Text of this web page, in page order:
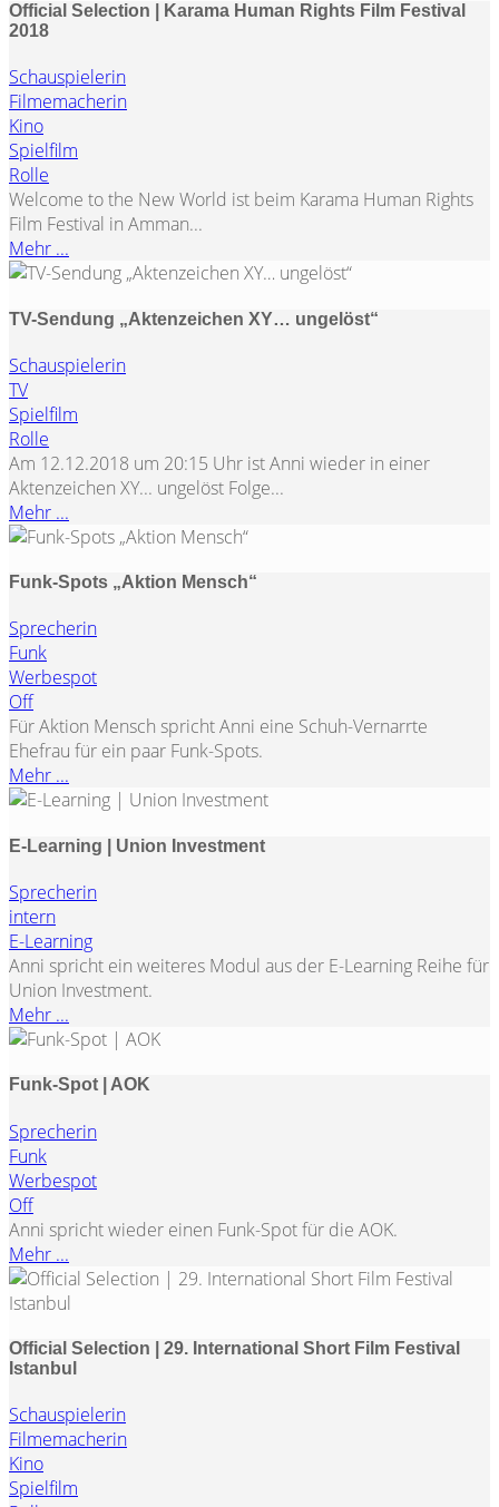
Official Selection | Karama Human Rights Film Festival
2018
Schauspielerin
Filmemacherin
Kino
Spielfilm
Rolle
Welcome to the New World ist beim Karama Human Rights
Film Festival in Amman...
Mehr ...
TV-Sendung „Aktenzeichen XY… ungelöst“
Schauspielerin
TV
Spielfilm
Rolle
Am 12.12.2018 um 20:15 Uhr ist Anni wieder in einer
Aktenzeichen XY... ungelöst Folge...
Mehr ...
Funk-Spots „Aktion Mensch“
Sprecherin
Funk
Werbespot
Off
Für Aktion Mensch spricht Anni eine Schuh-Vernarrte
Ehefrau für ein paar Funk-Spots.
Mehr ...
E-Learning | Union Investment
Sprecherin
intern
E-Learning
Anni spricht ein weiteres Modul aus der E-Learning Reihe für
Union Investment.
Mehr ...
Funk-Spot | AOK
Sprecherin
Funk
Werbespot
Off
Anni spricht wieder einen Funk-Spot für die AOK.
Mehr ...
Official Selection | 29. International Short Film Festival
Istanbul
Schauspielerin
Filmemacherin
Kino
Spielfilm